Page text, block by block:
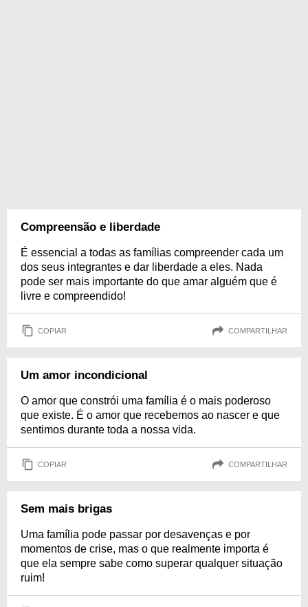
Compreensão e liberdade
É essencial a todas as famílias compreender cada um
dos seus integrantes e dar liberdade a eles. Nada
pode ser mais importante do que amar alguém que é
livre e compreendido!
COPIAR COMPARTILHAR
Um amor incondicional
O amor que constrói uma família é o mais poderoso
que existe. É o amor que recebemos ao nascer e que
sentimos durante toda a nossa vida.
COPIAR COMPARTILHAR
Sem mais brigas
Uma família pode passar por desavenças e por
momentos de crise, mas o que realmente importa é
que ela sempre sabe como superar qualquer situação
ruim!